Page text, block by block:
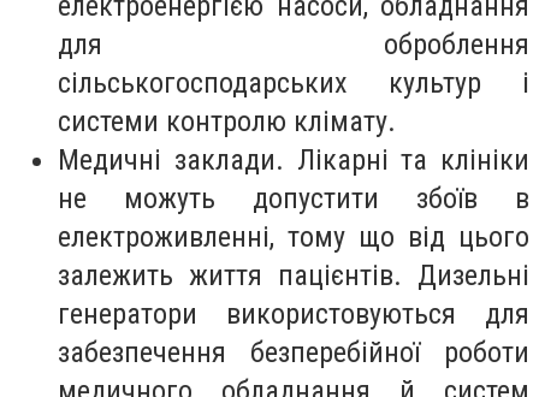
для оброблення
сільськогосподарських культур і
системи контролю клімату.
Медичні заклади. Лікарні та клініки
не можуть допустити збоїв в
електроживленні, тому що від цього
залежить життя пацієнтів. Дизельні
генератори використовуються для
забезпечення безперебійної роботи